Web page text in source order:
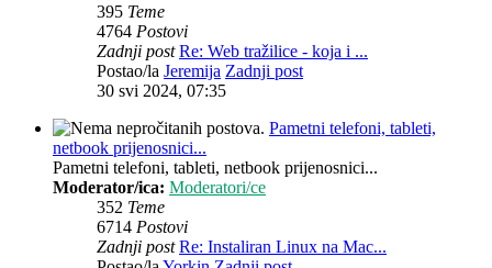
395 Teme
4764 Postovi
Zadnji post Re: Web tražilice - koja i ...
Postao/la Jeremija Zadnji post
30 svi 2024, 07:35
Pametni telefoni, tableti,
netbook prijenosnici...
Pametni telefoni, tableti, netbook prijenosnici...
Moderator/ica: Moderatori/ce
352 Teme
6714 Postovi
Zadnji post Re: Instaliran Linux na Mac...